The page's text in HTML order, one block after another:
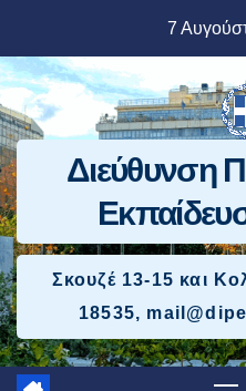
περιεχόμενο
7
Διεύθυνση
Σκουζέ 13-15 και
18535,